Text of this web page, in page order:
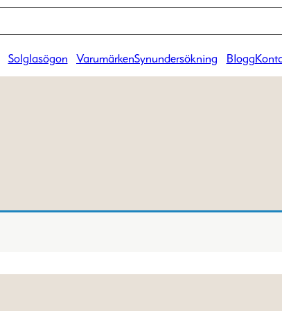
Solglasögon VarumärkenSynundersökning Blogg